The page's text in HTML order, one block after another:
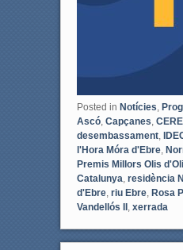
Posted in Notícies,
Ascó, Capçanes, CERE
desembassament,
l'Hora Móra d'Ebre,
Premis Millors Olis
Catalunya, residència
d'Ebre, riu Ebre, Rosa
Vandellós II , xerrada